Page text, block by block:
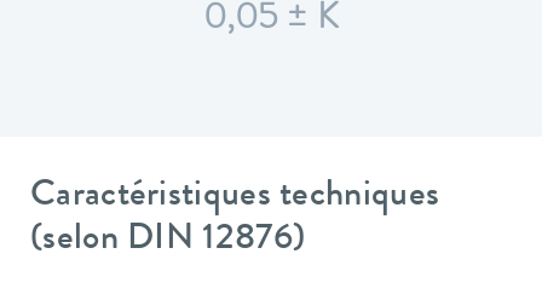
0,05 ± K
Caractéristiques techniques
(selon DIN 12876)